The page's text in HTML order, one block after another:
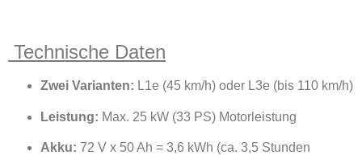
Technische Daten
Zwei Varianten: L1e (45 km/h) oder L3e (bis 110 km/h)
Leistung: Max. 25 kW (33 PS) Motorleistung
Akku: 72 V x 50 Ah = 3,6 kWh (ca. 3,5 Stunden